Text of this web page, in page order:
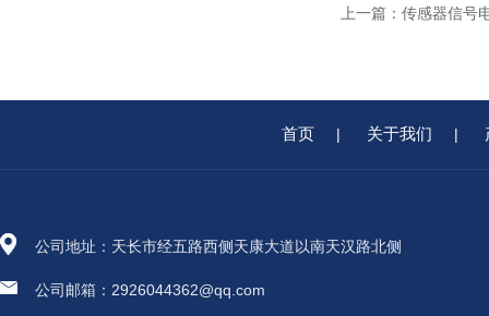
上一篇： 传感器信号
首页 | 关于我们 |
公司地址：天长市经五路西侧天康大道以南天汉路北侧
公司邮箱：2926044362@qq.com